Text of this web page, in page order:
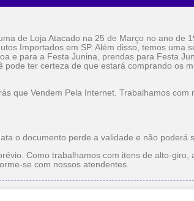
de Loja Atacado na 25 de Março no ano de
Importados em SP. Além disso, temos uma
e para a Festa Junina, prendas para Festa
ter certeza de que estará comprando os
que Vendem Pela Internet. Trabalhamos
o documento perde a validade e não poderá
Como trabalhamos com itens de alto-
se com nossos atendentes.